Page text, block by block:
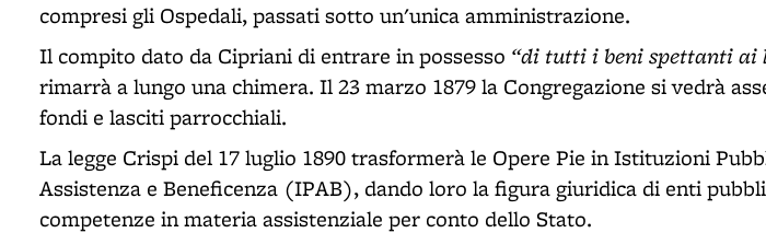
compresi gli Ospedali, passati sotto un'unica amministrazione.
Il compito dato da Cipriani di entrare in possesso “di tutti i beni spettanti ai
rimarrà a lungo una chimera. Il 23 marzo 1879 la Congregazione si vedrà
fondi e lasciti parrocchiali.
La legge Crispi del 17 luglio 1890 trasformerà le Opere Pie in Istituzioni
Assistenza e Beneficenza (IPAB), dando loro la figura giuridica di enti
competenze in materia assistenziale per conto dello Stato.